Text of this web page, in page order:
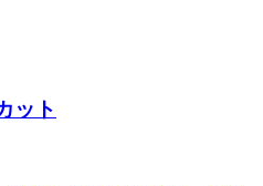
ット